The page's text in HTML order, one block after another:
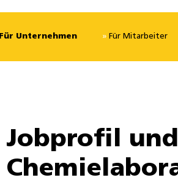
Für Unternehmen Für Mitarbeiter
Jobprofil